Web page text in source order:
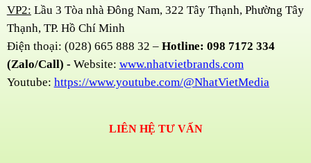
VP2: Lầu 3 Tòa nhà Đông Nam, 322 Tây Thạnh, Phường Tây
Thạnh, TP. Hồ Chí Minh
Điện thoại: (028) 665 888 32 – Hotline: 098 7172 334
(Zalo/Call) - Website: www.nhatvietbrands.com
Youtube: https://www.youtube.com/@NhatVietMedia
LIÊN HỆ TƯ VẤN